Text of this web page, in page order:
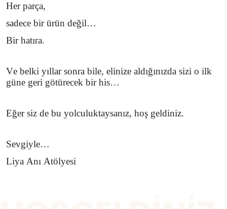
Her parça,
sadece bir ürün değil…
Bir hatıra.
Ve belki yıllar sonra bile, elinize aldığınızda sizi o ilk
güne geri götürecek bir his…
Eğer siz de bu yolculuktaysanız, hoş geldiniz.
Sevgiyle…
Liya Anı Atölyesi